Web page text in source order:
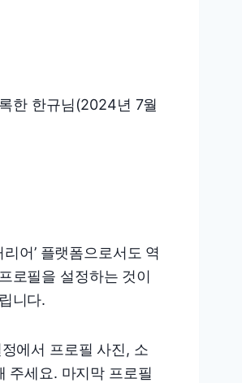
한 한규님(2024년 7월
어’ 플랫폼으로서도 역
로필을 설정하는 것이
니다.
에서 프로필 사진, 소
주세요. 마지막 프로필